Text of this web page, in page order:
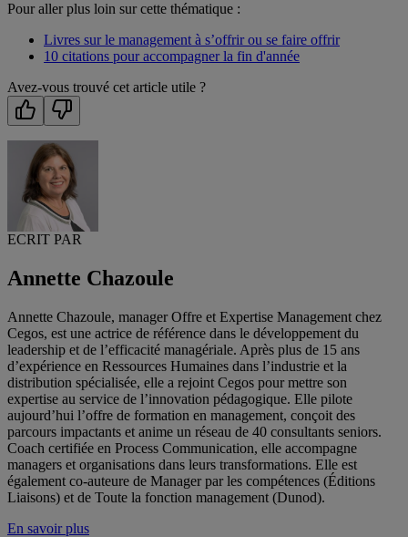
Pour aller plus loin sur cette thématique :
Livres sur le management à s’offrir ou se faire offrir
10 citations pour accompagner la fin d'année
Avez-vous trouvé cet article utile ?
ECRIT PAR
Annette Chazoule
Annette Chazoule, manager Offre et Expertise Management chez
Cegos, est une actrice de référence dans le développement du
leadership et de l’efficacité managériale. Après plus de 15 ans
d’expérience en Ressources Humaines dans l’industrie et la
distribution spécialisée, elle a rejoint Cegos pour mettre son
expertise au service de l’innovation pédagogique. Elle pilote
aujourd’hui l’offre de formation en management, conçoit des
parcours impactants et anime un réseau de 40 consultants seniors.
Coach certifiée en Process Communication, elle accompagne
managers et organisations dans leurs transformations. Elle est
également co-auteure de Manager par les compétences (Éditions
Liaisons) et de Toute la fonction management (Dunod).
En savoir plus